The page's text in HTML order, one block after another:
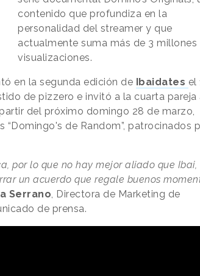
contenido que profundiza en la
personalidad del streamer y que
actualmente suma más de 3 millones
visualizaciones.
en la segunda edición de Ibaidates el
de pizzero e invitó a la cuarta pareja
del próximo domingo 28 de marzo,
de Random”, patrocinados
por lo que no hay mejor aliado que Ibai,
un acuerdo que regale buenos
Serrano , Directora de Marketing de
de prensa.